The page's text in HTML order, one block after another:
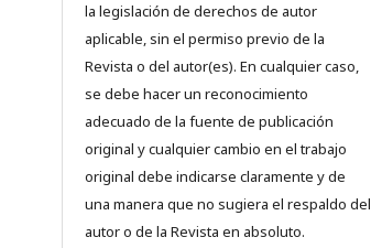
la legislación de derechos de autor
aplicable, sin el permiso previo de la
Revista o del autor(es). En cualquier caso,
se debe hacer un reconocimiento
adecuado de la fuente de publicación
original y cualquier cambio en el trabajo
original debe indicarse claramente y de
una manera que no sugiera el respaldo del
autor o de la Revista en absoluto.